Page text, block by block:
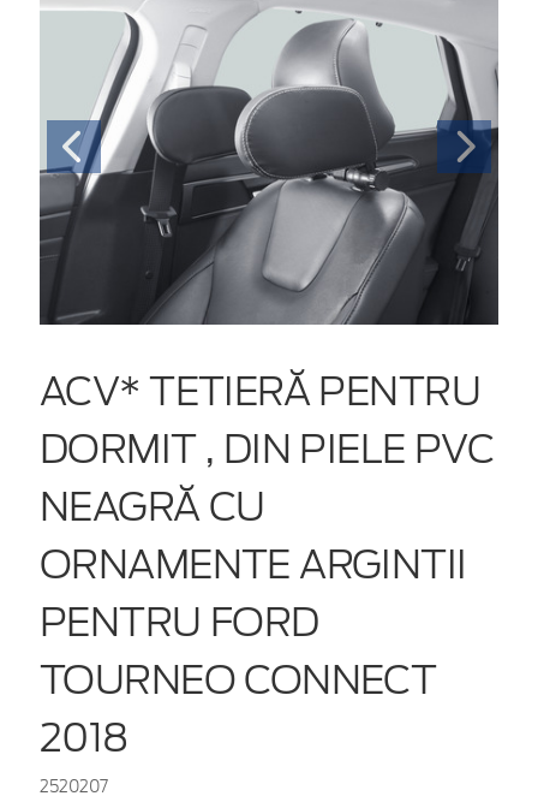
ACV* TETIERĂ PENTRU
DORMIT , DIN PIELE PVC
NEAGRĂ CU
ORNAMENTE ARGINTII
PENTRU FORD
TOURNEO CONNECT
2018
2520207